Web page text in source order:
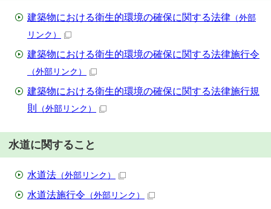
建築物における衛生的環境の確保に関する法律 （外部
リンク）
建築物における衛生的環境の確保に関する法律施行令
（外部リンク）
建築物における衛生的環境の確保に関する法律施行規
則
（外部リンク）
水道に関すること
水道法 （外部リンク）
水道法施行令 （外部リンク）